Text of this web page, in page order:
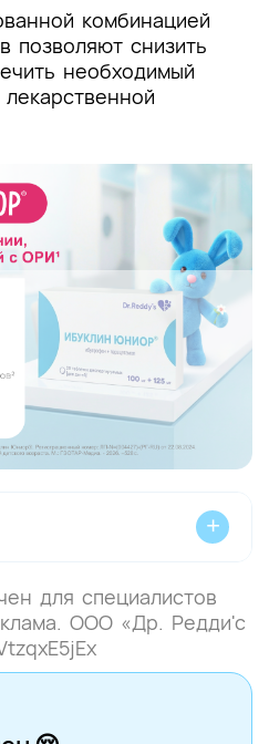
комбинацией
позволяют снизить
необходимый
Perceptions and
and families with
errors at
– 2023. – Т. 23. –
для специалистов
ООО «Др. Редди'с